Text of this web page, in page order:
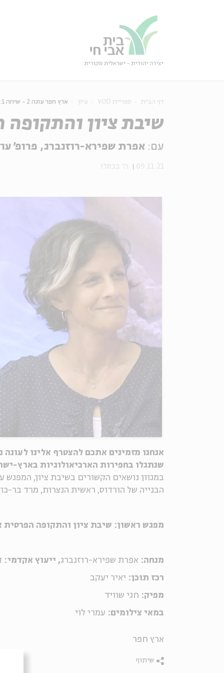
דף הבית ספריית VOD עיון ארץ חפר עונה 2 - שיחה 1: שיבת ציון והתקופה הפרסית
שיבת ציון והתקופה
עם: אפרת שפירא-רוזנברג, פרופ'
אנחנו מזמינים אתכם להצטרף אלינו
שנתגלו בחפירות הארכיאולוגיות בארץ-
במגוון נושאים הקשורים בשיבת ציון,
הבנייה של הורדוס, ראשית הנצרות, מרד בר-
מפגש ראשון: שיבת ציון והתקופה הפרסית
מנחה: אפרת שפירא-רוזנברג, ייעוץ אקדמי:
רכז תוכן: יאיר יעקב
מפיק: חגי שוויד
במאי צילומים: עמרי לוי
ארץ חפר
שיתוף